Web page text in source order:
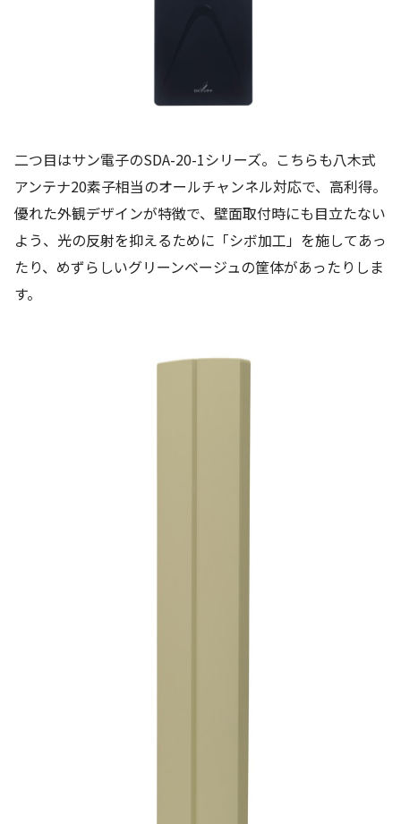
二つ目はサン電子のSDA-20-1シリーズ。こちらも八木式
アンテナ20素子相当のオールチャンネル対応で、高利得。
優れた外観デザインが特徴で、壁面取付時にも目立たない
よう、光の反射を抑えるために「シボ加工」を施してあっ
たり、めずらしいグリーンベージュの筐体があったりしま
す。